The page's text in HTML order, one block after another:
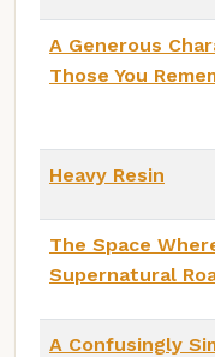
A Generous
Those You
Heavy Resin
The Space
Supernatural
A Confusingly